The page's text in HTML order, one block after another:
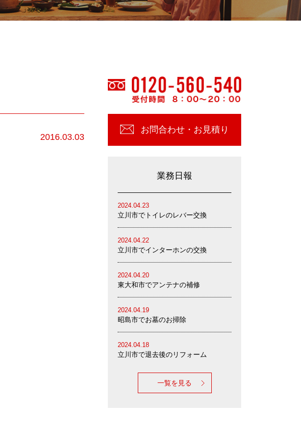
2016.03.03
お問合わせ・お見積り
業務日報
2024.04.23
立川市でトイレのレバー交換
2024.04.22
立川市でインターホンの交換
2024.04.20
東大和市でアンテナの補修
2024.04.19
昭島市でお墓のお掃除
2024.04.18
立川市で退去後のリフォーム
一覧を見る